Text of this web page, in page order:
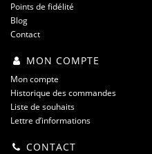
Points de fidélité
Blog
Contact
MON COMPTE
Mon compte
Historique des commandes
Liste de souhaits
Lettre d’informations
CONTACT